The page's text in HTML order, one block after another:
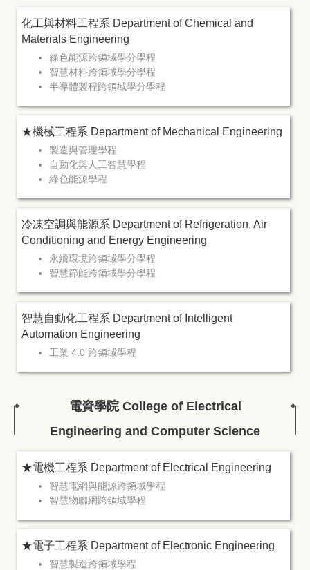
化工與材料工程系 Department of Chemical and
Materials Engineering
綠色能源跨領域學分學程
智慧材料跨領域學分學程
半導體製程跨領域學分學程
★機械工程系 Department of Mechanical Engineering
製造與管理學程
自動化與人工智慧學程
綠色能源學程
冷凍空調與能源系 Department of Refrigeration, Air
Conditioning and Energy Engineering
永續環境跨領域學分學程
智慧節能跨領域學分學程
智慧自動化工程系 Department of Intelligent
Automation Engineering
工業 4.0 跨領域學程
電資學院 College of Electrical
Engineering and Computer Science
★電機工程系 Department of Electrical Engineering
智慧電網與能源跨領域學程
智慧物聯網跨領域學程
★電子工程系 Department of Electronic Engineering
智慧製造跨領域學程